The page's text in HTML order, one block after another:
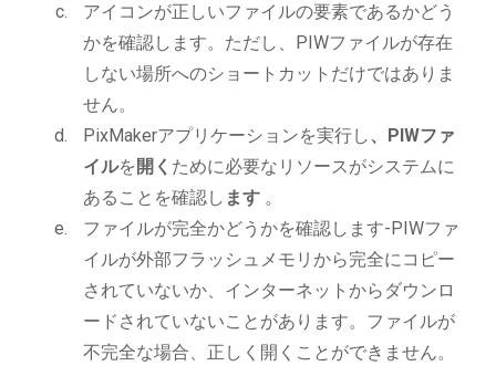
アイコンが正しいファイルの要素であるかどう
かを確認します。ただし、PIWファイルが存在
しない場所へのショートカットだけではありま
せん。
PixMakerアプリケーションを実行し、PIWファ
イルを 開く ために必要なリソースがシステムに
あることを確認し ます 。
ファイルが完全かどうかを確認します-PIWファ
イルが外部フラッシュメモリから完全にコピー
されていないか、インターネットからダウンロ
ードされていないことがあります。ファイルが
不完全な場合、正しく開くことができません。